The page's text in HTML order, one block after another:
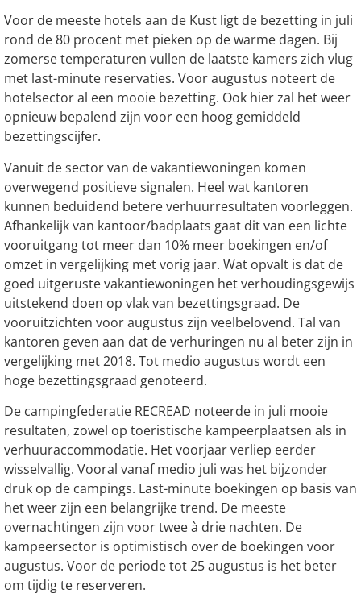
Voor de meeste hotels aan de Kust ligt de bezetting in juli
rond de 80 procent met pieken op de warme dagen. Bij
zomerse temperaturen vullen de laatste kamers zich vlug
met last-minute reservaties. Voor augustus noteert de
hotelsector al een mooie bezetting. Ook hier zal het weer
opnieuw bepalend zijn voor een hoog gemiddeld
bezettingscijfer.
Vanuit de sector van de vakantiewoningen komen
overwegend positieve signalen. Heel wat kantoren
kunnen beduidend betere verhuurresultaten voorleggen.
Afhankelijk van kantoor/badplaats gaat dit van een lichte
vooruitgang tot meer dan 10% meer boekingen en/of
omzet in vergelijking met vorig jaar. Wat opvalt is dat de
goed uitgeruste vakantiewoningen het verhoudingsgewijs
uitstekend doen op vlak van bezettingsgraad. De
vooruitzichten voor augustus zijn veelbelovend. Tal van
kantoren geven aan dat de verhuringen nu al beter zijn in
vergelijking met 2018. Tot medio augustus wordt een
hoge bezettingsgraad genoteerd.
De campingfederatie RECREAD noteerde in juli mooie
resultaten, zowel op toeristische kampeerplaatsen als in
verhuuraccommodatie. Het voorjaar verliep eerder
wisselvallig. Vooral vanaf medio juli was het bijzonder
druk op de campings. Last-minute boekingen op basis van
het weer zijn een belangrijke trend. De meeste
overnachtingen zijn voor twee à drie nachten. De
kampeersector is optimistisch over de boekingen voor
augustus. Voor de periode tot 25 augustus is het beter
om tijdig te reserveren.